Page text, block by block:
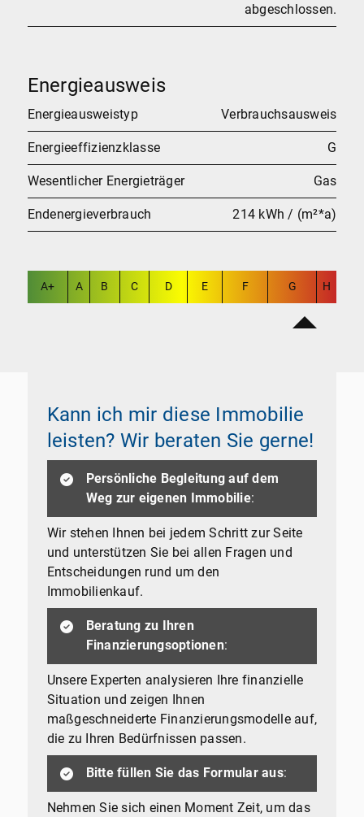
abgeschlossen.
Energieausweis
Energieausweistyp Verbrauchsausweis
Energieeffizienzklasse G
Wesentlicher Energieträger Gas
Endenergieverbrauch 214 kWh / (m²*a)
A+ A B C D E F G H
Kann ich mir diese Immobilie
leisten? Wir beraten Sie gerne!
Persönliche Begleitung auf dem
Weg zur eigenen Immobilie:
Wir stehen Ihnen bei jedem Schritt zur Seite
und unterstützen Sie bei allen Fragen und
Entscheidungen rund um den
Immobilienkauf.
Beratung zu Ihren
Finanzierungsoptionen:
Unsere Experten analysieren Ihre finanzielle
Situation und zeigen Ihnen
maßgeschneiderte Finanzierungsmodelle auf,
die zu Ihren Bedürfnissen passen.
Bitte füllen Sie das Formular aus:
Nehmen Sie sich einen Moment Zeit, um das